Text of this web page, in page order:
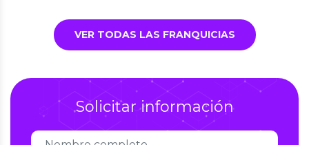
VER TODAS LAS FRANQUICIAS
Solicitar información